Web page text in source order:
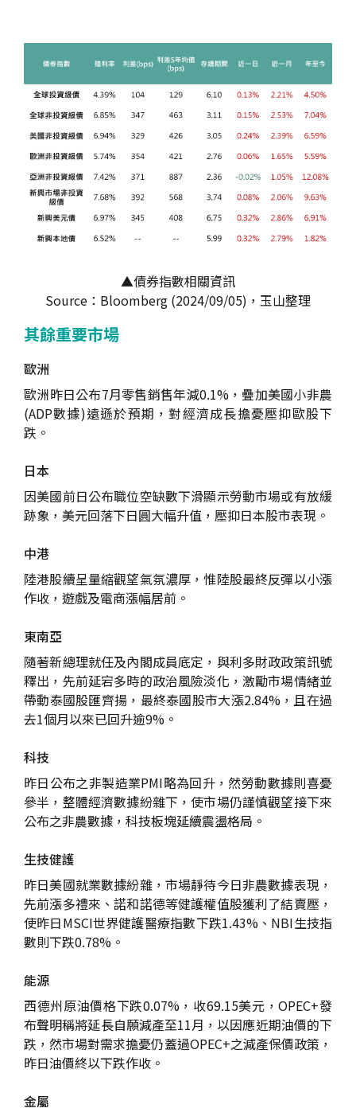
▲債券指數相關資訊
Source：Bloomberg (2024/09/05)，玉山整理
其餘重要市場
歐洲
歐洲昨日公布7月零售銷售年減0.1%，疊加美國小非農
(ADP數據)遠遜於預期，對經濟成長擔憂壓抑歐股下
跌。
日本
因美國前日公布職位空缺數下滑顯示勞動市場或有放緩
跡象，美元回落下日圓大幅升值，壓抑日本股市表現。
中港
陸港股續呈量縮觀望氣氛濃厚，惟陸股最終反彈以小漲
作收，遊戲及電商漲幅居前。
東南亞
隨著新總理就任及內閣成員底定，與利多財政政策訊號
釋出，先前延宕多時的政治風險淡化，激勵市場情緒並
帶動泰國股匯齊揚，最終泰國股市大漲2.84%，且在過
去1個月以來已回升逾9%。
科技
昨日公布之非製造業PMI略為回升，然勞動數據則喜憂
參半，整體經濟數據紛雜下，使市場仍謹慎觀望接下來
公布之非農數據，科技板塊延續震盪格局。
生技健護
昨日美國就業數據紛雜，市場靜待今日非農數據表現，
先前漲多禮來、諾和諾德等健護權值股獲利了結賣壓，
使昨日MSCI世界健護醫療指數下跌1.43%、NBI生技指
數則下跌0.78%。
能源
西德州原油價格下跌0.07%，收69.15美元，OPEC+發
布聲明稱將延長自願減產至11月，以因應近期油價的下
跌，然市場對需求擔憂仍蓋過OPEC+之減產保價政策，
昨日油價終以下跌作收。
金屬